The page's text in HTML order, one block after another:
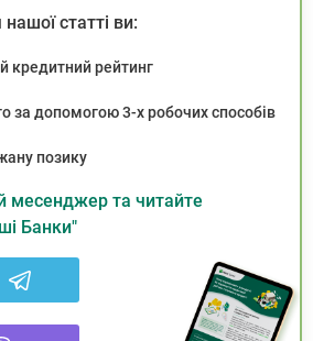
статті ви:
кредитний рейтинг
за допомогою 3-х робочих способів
позику
месенджер та читайте
Банки"